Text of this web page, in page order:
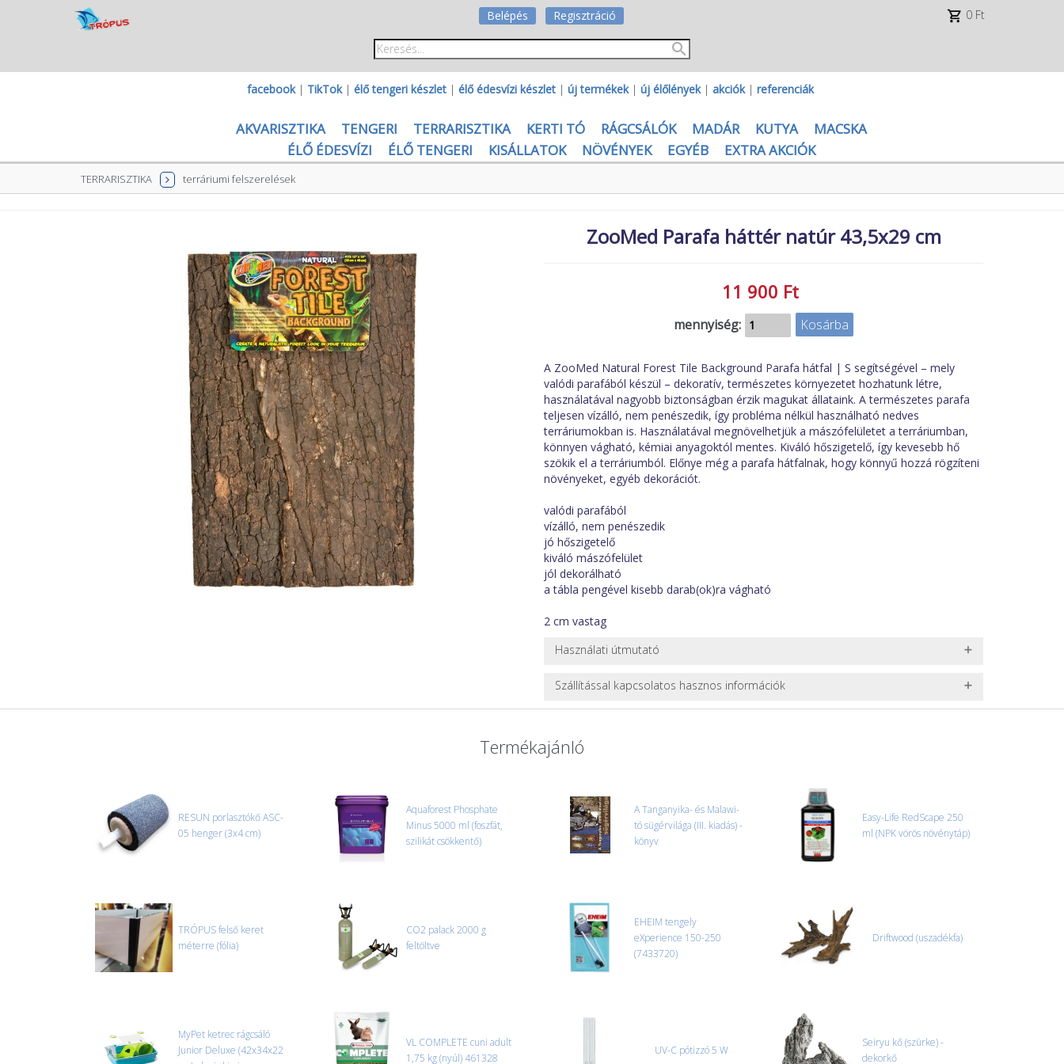
Belépés Regisztráció 0 Ft
facebook| TikTok| élő tengeri készlet | élő édesvízi készlet | új termékek| új élőlények| akciók| referenciák
AKVARISZTIKA TENGERI TERRARISZTIKA KERTI TÓ RÁGCSÁLÓK MADÁR KUTYA
MACSKA
ÉLŐ ÉDESVÍZI
ÉLŐ TENGERI KISÁLLATOK NÖVÉNYEK EGYÉB EXTRA AKCIÓK
TERRARISZTIKA terráriumi felszerelések
ZooMed Parafa háttér natúr 43,5x29 cm
11 900 Ft
mennyiség:
A ZooMed Natural Forest Tile Background Parafa hátfal | S segítségével – mely
valódi parafából készül – dekoratív, természetes környezetet hozhatunk létre,
használatával nagyobb biztonságban érzik magukat állataink. A természetes parafa
teljesen vízálló, nem penészedik, így probléma nélkül használható nedves
terráriumokban is. Használatával megnövelhetjük a mászófelületet a terráriumban,
könnyen vágható, kémiai anyagoktól mentes. Kiváló hőszigetelő, így kevesebb hő
szökik el a terráriumból. Előnye még a parafa hátfalnak, hogy könnyű hozzá rögzíteni
növényeket, egyéb dekorációt.
valódi parafából
vízálló, nem penészedik
jó hőszigetelő
kiváló mászófelület
jól dekorálható
a tábla pengével kisebb darab(ok)ra vágható
2 cm vastag
Használati útmutató
Használat előtt öblítsük át csapvízben.
Szállítással kapcsolatos hasznos információk
nagy vagy nehéz termékeknél (pl. nagy akváriumok, bútorok, stb.) egyedi szállítási
ajánlatot adunk.
oldjuk meg. Minden rendelés egyedi, úgyhogy előre egyeztetni kell mindenképpen.
CSOMAG ÁTVÉTELE
Amennyiben a csomag átvételekor sérülést, folyadékot vagy bármi rendellenességet
tapasztal, a kibontás és az átvétel előtt jegyzőkönyvet kell felvenni a futárral. A sérült
Termékajánló
RESUN porlasztókő ASC-
05 henger (3x4 cm)
Aquaforest Phosphate
Minus 5000 ml (foszfát,
szilikát csökkentő)
A Tanganyika- és Malawi-
tó sügérvilága (III. kiadás) -
könyv
Easy-Life RedScape 250
ml (NPK vörös növénytáp)
TRÓPUS felső keret
méterre (fólia)
CO2 palack 2000 g
feltöltve
EHEIM tengely
eXperience 150-250
(7433720)
Driftwood (uszadékfa)
MyPet ketrec rágcsáló
Junior Deluxe (42x34x22
VL COMPLETE cuni adult
1,75 kg (nyúl) 461328
UV-C pótizzó 5 W
Seiryu kő (szürke) -
dekorkő